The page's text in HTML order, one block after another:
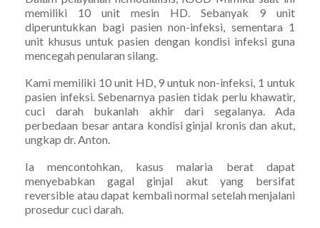
memiliki 10 unit mesin HD. Sebanyak 9 unit
diperuntukkan bagi pasien non-infeksi, sementara 1
unit khusus untuk pasien dengan kondisi infeksi guna
mencegah penularan silang.
Kami memiliki 10 unit HD, 9 untuk non-infeksi, 1 untuk
pasien infeksi. Sebenarnya pasien tidak perlu khawatir,
cuci darah bukanlah akhir dari segalanya. Ada
perbedaan besar antara kondisi ginjal kronis dan akut,
ungkap dr. Anton.
Ia mencontohkan, kasus malaria berat dapat
menyebabkan gagal ginjal akut yang bersifat
reversible atau dapat kembali normal setelah menjalani
prosedur cuci darah.